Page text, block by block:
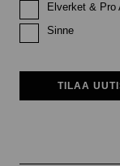
Elverket & Pro
Sinne
TILAA